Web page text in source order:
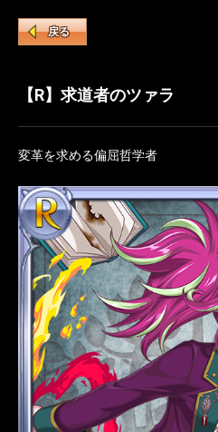
戻る
【R】求道者のツァラ
変革を求める偏屈哲学者